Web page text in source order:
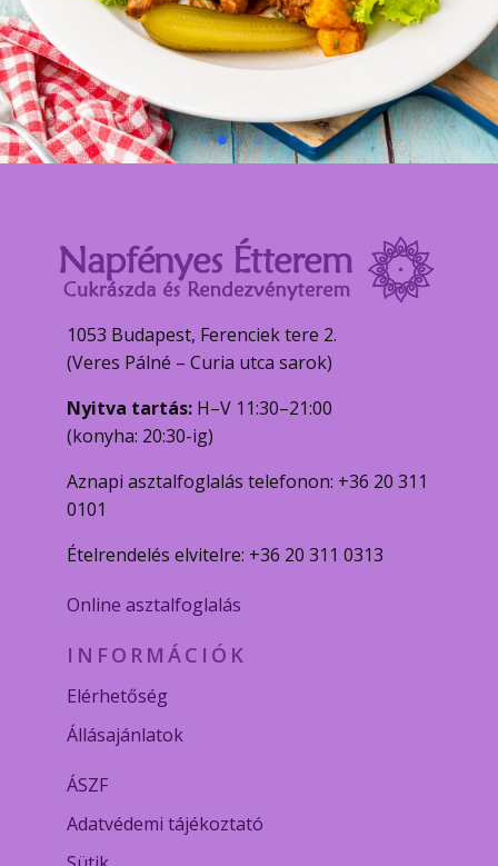
1053 Budapest, Ferenciek tere 2.
(Veres Pálné – Curia utca sarok)
Nyitva tartás: H–V 11:30–21:00
(konyha: 20:30-ig)
Aznapi asztalfoglalás telefonon: +36 20 311
0101
Ételrendelés elvitelre: +36 20 311 0313
Online asztalfoglalás
INFORMÁCIÓK
Elérhetőség
Állásajánlatok
ÁSZF
Adatvédemi tájékoztató